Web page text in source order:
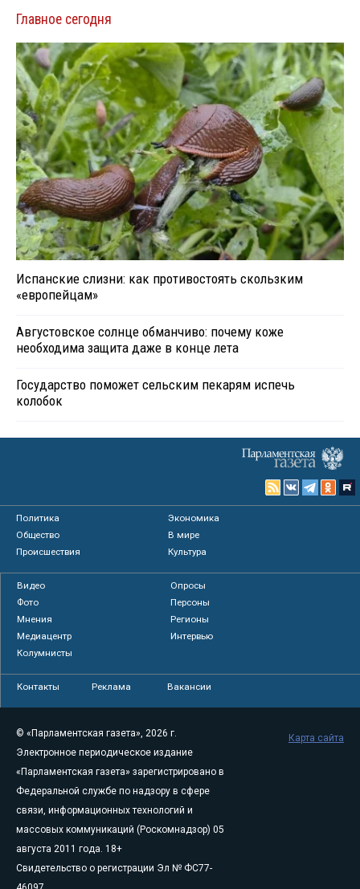
Главное сегодня
Испанские слизни: как противостоять скользким
«европейцам»
Августовское солнце обманчиво: почему коже
необходима защита даже в конце лета
Государство поможет сельским пекарям испечь
колобок
Политика
Экономика
Общество
В мире
Происшествия
Культура
Видео
Опросы
Фото
Персоны
Мнения
Регионы
Медиацентр
Интервью
Колумнисты
Контакты Реклама Вакансии
© «Парламентская газета», 2026 г.
Электронное периодическое издание
«Парламентская газета» зарегистрировано в
Федеральной службе по надзору в сфере
связи, информационных технологий и
массовых коммуникаций (Роскомнадзор) 05
августа 2011 года. 18+
Свидетельство о регистрации Эл № ФС77-
Карта сайта